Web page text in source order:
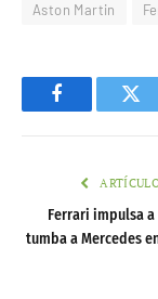
Aston Martin
Facebook
Ferrari impulsa
tumba a Mercedes